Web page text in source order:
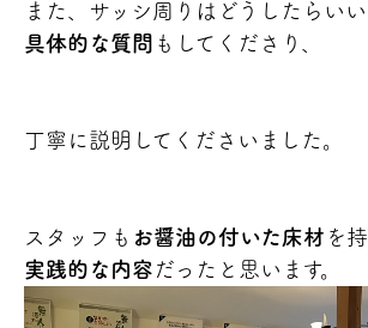
また、サッシ周りはどうしたらいい
具体的な質問 もしてくださり、
丁寧に説明してくださいました。
スタッフも お醤油の付いた床材 を
実践的な内容 だったと思います。